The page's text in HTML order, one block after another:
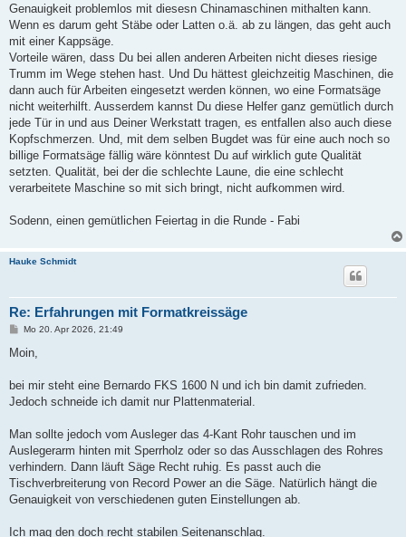
Genauigkeit problemlos mit diesesn Chinamaschinen mithalten kann.
Wenn es darum geht Stäbe oder Latten o.ä. ab zu längen, das geht auch
mit einer Kappsäge.
Vorteile wären, dass Du bei allen anderen Arbeiten nicht dieses riesige
Trumm im Wege stehen hast. Und Du hättest gleichzeitig Maschinen, die
dann auch für Arbeiten eingesetzt werden können, wo eine Formatsäge
nicht weiterhilft. Ausserdem kannst Du diese Helfer ganz gemütlich durch
jede Tür in und aus Deiner Werkstatt tragen, es entfallen also auch diese
Kopfschmerzen. Und, mit dem selben Bugdet was für eine auch noch so
billige Formatsäge fällig wäre könntest Du auf wirklich gute Qualität
setzten. Qualität, bei der die schlechte Laune, die eine schlecht
verarbeitete Maschine so mit sich bringt, nicht aufkommen wird.
Sodenn, einen gemütlichen Feiertag in die Runde - Fabi
Hauke Schmidt
Re: Erfahrungen mit Formatkreissäge
B
i
a
Mo 20. Apr 2026, 21:49
Moin,
bei mir steht eine Bernardo FKS 1600 N und ich bin damit zufrieden.
Jedoch schneide ich damit nur Plattenmaterial.
Man sollte jedoch vom Ausleger das 4-Kant Rohr tauschen und im
Auslegerarm hinten mit Sperrholz oder so das Ausschlagen des Rohres
verhindern. Dann läuft Säge Recht ruhig. Es passt auch die
Tischverbreiterung von Record Power an die Säge. Natürlich hängt die
Genauigkeit von verschiedenen guten Einstellungen ab.
Ich mag den doch recht stabilen Seitenanschlag.